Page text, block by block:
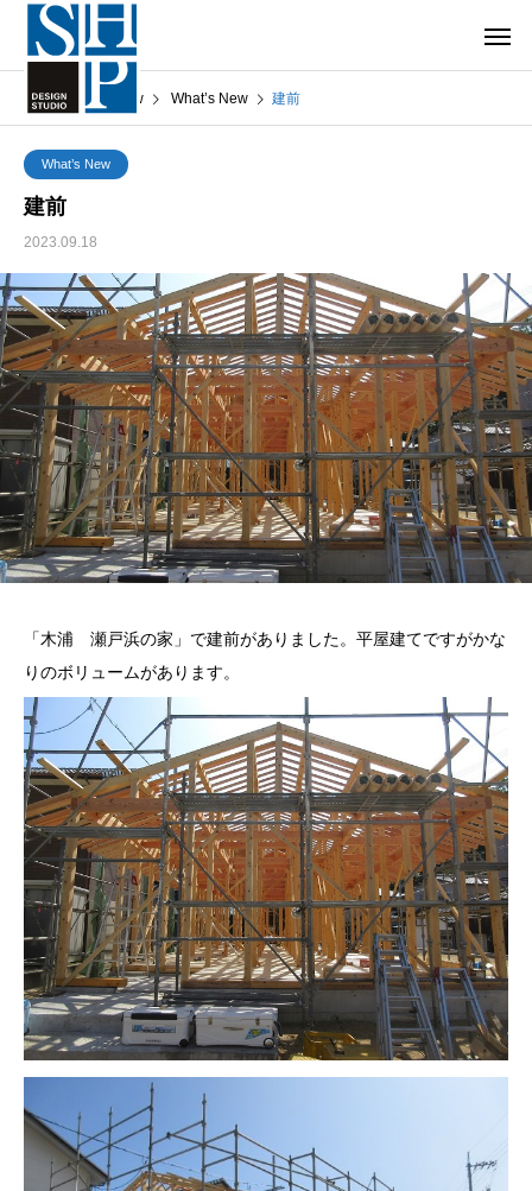
What’s New What’s New 建前
What’s New
建前
2023.09.18
「木浦 瀬戸浜の家」で建前がありました。平屋建てですがかな
りのボリュームがあります。